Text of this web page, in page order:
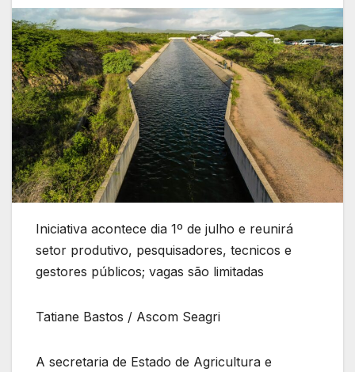
Iniciativa acontece dia 1º de julho e reunirá
setor produtivo, pesquisadores, tecnicos e
gestores públicos; vagas são limitadas
Tatiane Bastos / Ascom Seagri
A secretaria de Estado de Agricultura e